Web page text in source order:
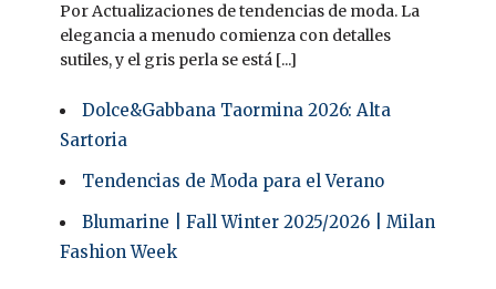
Por Actualizaciones de tendencias de moda. La
elegancia a menudo comienza con detalles
sutiles, y el gris perla se está [...]
Dolce&Gabbana Taormina 2026: Alta
Sartoria
Tendencias de Moda para el Verano
Blumarine | Fall Winter 2025/2026 | Milan
Fashion Week